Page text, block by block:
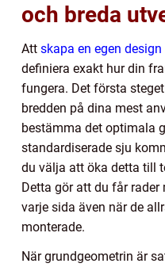
och breda
Att skapa en egen design
definiera exakt hur din
fungera. Det första
bredden på dina mest
bestämma det optimala
standardiserade sju
du välja att öka detta till
Detta gör att du får rader
varje sida även när de
monterade.
När grundgeometrin är